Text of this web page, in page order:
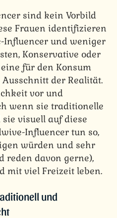
sind kein Vorbild
Frauen identifizieren
Influencer und weniger
Konservative oder
für den Konsum
der Realität.
vor und
wenn sie traditionelle
visuell auf diese
Influencer tun so,
würden und sehr
reden davon gerne),
mit viel Freizeit leben.
und